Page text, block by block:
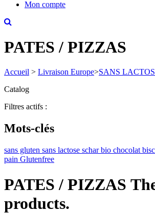
Mon compte
PATES / PIZZAS
Accueil > Livraison Europe>SANS
Catalog
Filtres actifs :
Mots-clés
sans gluten sans lactose scharbio chocolat
pain Glutenfree
PATES / PIZZAS
products.